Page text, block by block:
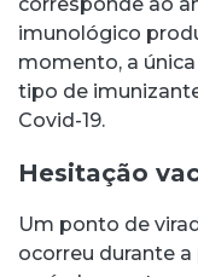
imunológico
momento, a
tipo de
Covid-19.
Hesitação
Um ponto de
ocorreu durante a